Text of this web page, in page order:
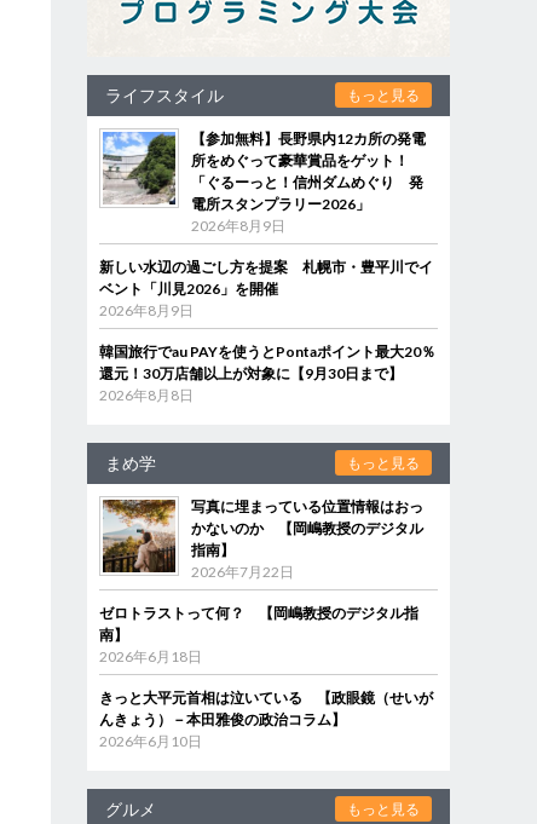
ライフスタイル もっと見る
【参加無料】長野県内12カ所の発電
所をめぐって豪華賞品をゲット！
「ぐるーっと！信州ダムめぐり 発
電所スタンプラリー2026」
2026年8月9日
新しい水辺の過ごし方を提案 札幌市・豊平川でイ
ベント「川見2026」を開催
2026年8月9日
韓国旅行でau PAYを使うとPontaポイント最大20％
還元！30万店舗以上が対象に【9月30日まで】
2026年8月8日
まめ学 もっと見る
写真に埋まっている位置情報はおっ
かないのか 【岡嶋教授のデジタル
指南】
2026年7月22日
ゼロトラストって何？ 【岡嶋教授のデジタル指
南】
2026年6月18日
きっと大平元首相は泣いている 【政眼鏡（せいが
んきょう）－本田雅俊の政治コラム】
2026年6月10日
グルメ もっと見る